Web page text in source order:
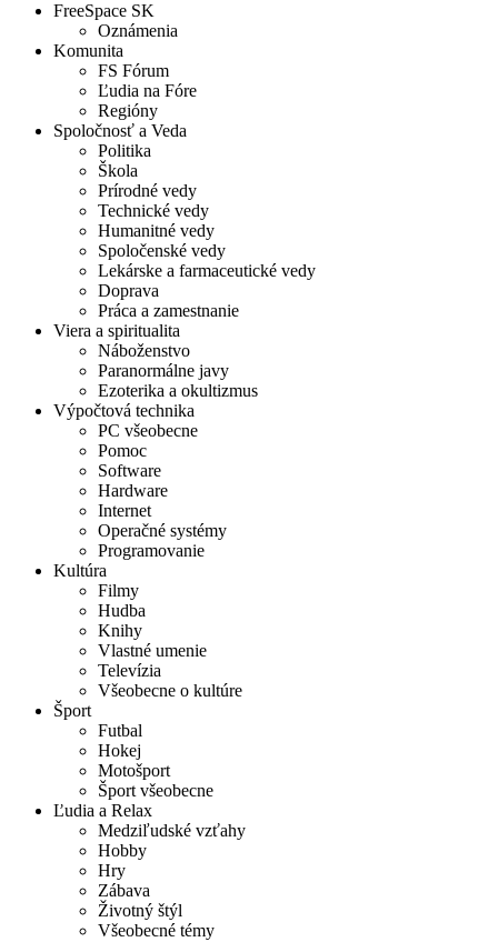
FreeSpace SK
Oznámenia
Komunita
FS Fórum
Ľudia na Fóre
Regióny
Spoločnosť a Veda
Politika
Škola
Prírodné vedy
Technické vedy
Humanitné vedy
Spoločenské vedy
Lekárske a farmaceutické vedy
Doprava
Práca a zamestnanie
Viera a spiritualita
Náboženstvo
Paranormálne javy
Ezoterika a okultizmus
Výpočtová technika
PC všeobecne
Pomoc
Software
Hardware
Internet
Operačné systémy
Programovanie
Kultúra
Filmy
Hudba
Knihy
Vlastné umenie
Televízia
Všeobecne o kultúre
Šport
Futbal
Hokej
Motošport
Šport všeobecne
Ľudia a Relax
Medziľudské vzťahy
Hobby
Hry
Zábava
Životný štýl
Všeobecné témy